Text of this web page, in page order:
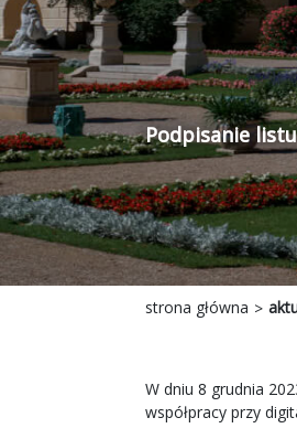
Podpisanie
strona główna
W dniu 8 grudnia
współpracy przy